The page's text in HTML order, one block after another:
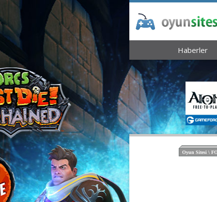
Haberler
Oyun Sitesi \